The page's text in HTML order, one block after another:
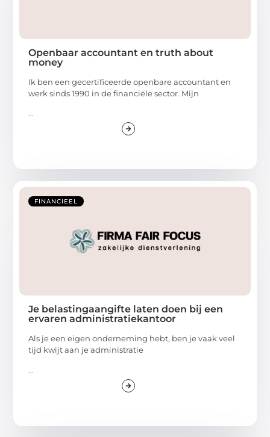
Openbaar accountant en truth about
money
Ik ben een gecertificeerde openbare accountant en
werk sinds 1990 in de financiële sector. Mijn
...
FINANCIEEL
Je belastingaangifte laten doen bij een
ervaren administratiekantoor
Als je een eigen onderneming hebt, ben je vaak veel
tijd kwijt aan je administratie
...